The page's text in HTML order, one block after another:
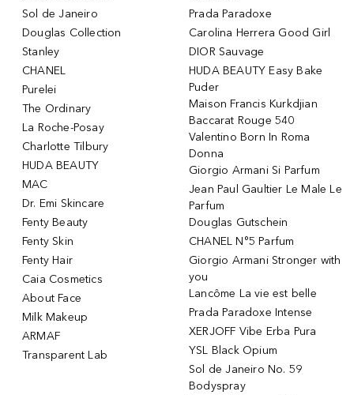
Sol de Janeiro
Douglas Collection
Stanley
CHANEL
Purelei
The Ordinary
La Roche-Posay
Charlotte Tilbury
HUDA BEAUTY
MAC
Dr. Emi Skincare
Fenty Beauty
Fenty Skin
Fenty Hair
Caia Cosmetics
About Face
Milk Makeup
ARMAF
Transparent Lab
Prada Paradoxe
Carolina Herrera Good Girl
DIOR Sauvage
HUDA BEAUTY Easy Bake
Puder
Maison Francis Kurkdjian
Baccarat Rouge 540
Valentino Born In Roma
Donna
Giorgio Armani Si Parfum
Jean Paul Gaultier Le Male Le
Parfum
Douglas Gutschein
CHANEL N°5 Parfum
Giorgio Armani Stronger with
you
Lancôme La vie est belle
Prada Paradoxe Intense
XERJOFF Vibe Erba Pura
YSL Black Opium
Sol de Janeiro No. 59
Bodyspray